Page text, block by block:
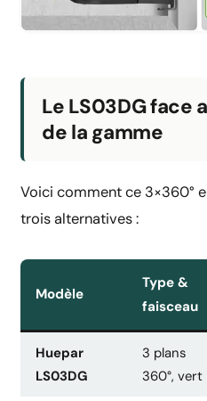
Le LS03DG face
de la gamme
Voici comment ce 3×360°
trois alternatives :
Modèle
Type &
faisceau
Huepar
LS03DG
3 plans
360°, vert